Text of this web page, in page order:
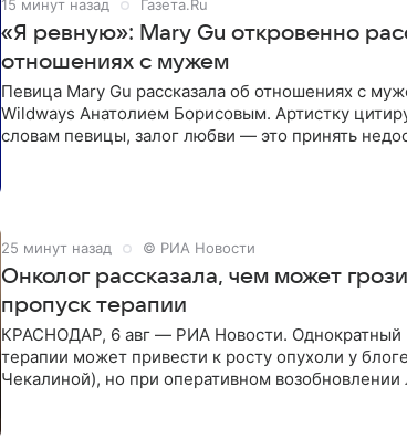
15 минут назад Газета.Ru
«Я ревную»: Mary Gu откровенно
отношениях с мужем
Певица Mary Gu рассказала об отношениях с
Wildways Анатолием Борисовым. Артистку
словам певицы, залог любви — это принять
25 минут назад © РИА Новости
Онколог рассказала, чем может
пропуск терапии
КРАСНОДАР, 6 авг — РИА Новости. Однократный
терапии может привести к росту опухоли у
Чекалиной), но при оперативном